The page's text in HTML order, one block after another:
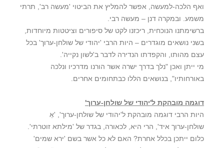
ואף הלכה-למעשה, אפשר להמליץ את הביטוי 'מעשה רב', תרתי
משמע. ובמקרה דנן – מעשה רבי.
ברשימתנו הנוכחית, ריכזנו לקט של סיפורים וציטטות מיוחדות,
בשני נושאים מוגדרים – היות הרבי 'יהודי של שולחן-ערוך' בכל
עצם מהותו, והקפדתו הנדירה לדבר ב'לשון נקייה'.
מי ייתן ואכן "נלך בדרך ישרה אשר הורנו מדרכיו ונלכה
באורחותיו", בנושאים הללו כבתחומים אחרים.
דוגמה מובהקת ל'יהודי של שולחן-ערוך'
היות הרבי דוגמה מובהקת ל'יהודי של שולחן-ערוך', 'אַ
שולחן-ערוך איד', הרי היא, לכאורה, בגדר של 'מילתא זוטרתי'.
כלום ייתכן בכלל אחרת? האם לא כל אשר בשם 'ירא שמים'